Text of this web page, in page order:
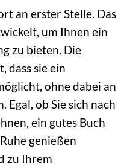
an erster Stelle. Das
um Ihnen ein
zu bieten. Die
dass sie ein
ohne dabei an
ob Sie sich nach
ein gutes Buch
genießen
zu Ihrem